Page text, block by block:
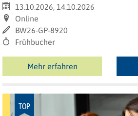
13.10.2026, 14.10.2026
Online
BW26-GP-8920
Frühbucher
Mehr erfahren
TOP